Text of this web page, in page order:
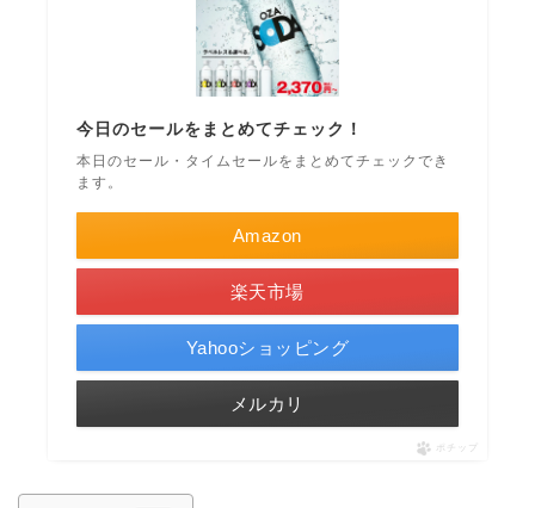
今日のセールをまとめてチェック！
本日のセール・タイムセールをまとめてチェックでき
ます。
Amazon
楽天市場
Yahooショッピング
メルカリ
ポチップ